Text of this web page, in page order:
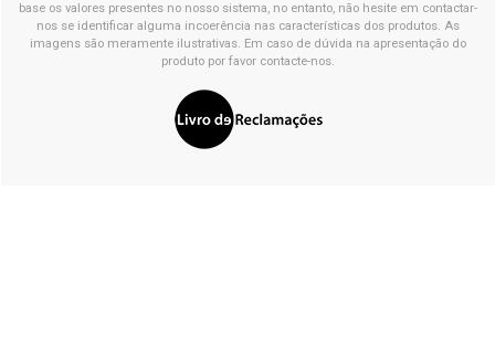
base os valores presentes no nosso sistema, no entanto, não hesite em contactar-
nos se identificar alguma incoerência nas características dos produtos. As
imagens são meramente ilustrativas. Em caso de dúvida na apresentação do
produto por favor contacte-nos.